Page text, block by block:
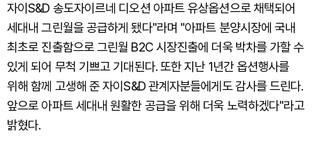
자이S&D 송도자이르네 디오션 아파트 유상옵션으로 채택되어
세대내 그린월을 공급하게 됐다"라며 "아파트 분양시장에 국내
최초로 진출함으로 그린월 B2C 시장진출에 더욱 박차를 가할 수
있게 되어 무척 기쁘고 기대된다. 또한 지난 1년간 옵션행사를
위해 함께 고생해 준 자이S&D 관계자분들에게도 감사를 드린다.
앞으로 아파트 세대내 원활한 공급을 위해 더욱 노력하겠다"라고
밝혔다.